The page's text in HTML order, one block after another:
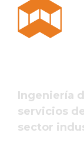
Ingeniería
servicios
sector